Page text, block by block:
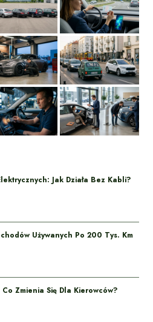
Jak Działa Bez Kabli?
Używanych Po 200 Tys. Km
Zmienia Się Dla Kierowców?